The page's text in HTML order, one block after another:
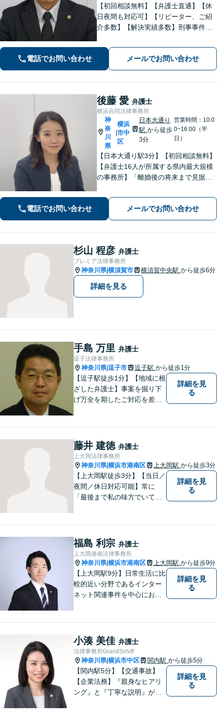
【初回相談無料】【弁護士直通】【休
日夜間も対応可】【リピーター、ご紹
介多数】【解決実績多数】刑事事件、
応。迅速な対応と丁寧なサポートに努
電話でお問い合わせ メールでお問い合わせ
後藤 愛 弁護士
横浜合同法律事務所
神
奈
川
県
横浜
市中
区
日本大通り
駅 から徒歩
3分
営業時間：10:0
0~16:00（平
日）
【日本大通り駅3分】【初回相談無料】
【弁護士16人が所属する県内最大規模
の事務所】「離婚後の将来まで見据え
適な解決策を見つけましょう」「幅広
い相続問題に対応する豊富な実績」
「相続登記義務化に対応」【WEB面談
対応】
電話でお問い合わせ メールでお問い合わせ
杉山 程彦 弁護士
プレミア法律事務所
神奈川県|横須賀市 横須賀中央駅 から徒歩6分
詳細を見る
手島 万里 弁護士
逗子法律事務所
神奈川県|逗子市 逗子駅 から徒歩1分
【逗子駅徒歩1分】【地域に根
ざした弁護士】事案を掘り下
げ万全を期したご対応を差し
ど、幅広く対応可能。【明確
な料金体系】１件１件ていね
いに対応させて頂きます。ご
連絡ください。
詳細を見
る
藤井 建徳 弁護士
上大岡法律事務所
神奈川県|横浜市港南区 上大岡駅 から徒歩3分
【上大岡駅徒歩3分】【当日／
夜間／休日対応可能】常に
「最後まで私の味方でいてく
の法律事務所として皆様のお
力になれればと考えておりま
す。
詳細を見
る
福島 利宗 弁護士
上大岡港南法律事務所
神奈川県|横浜市港南区 上大岡駅 から徒歩9分
【上大岡駅9分】日常生活に比
較的近い分野であるインター
ネット関連事件を中心にお取
ルにて掲載情報のURL等をお
送りください。見込み、費用
等をご案内させていただきま
す。
詳細を見
る
小湊 美佳 弁護士
法律事務所GrandSchiff
神奈川県|横浜市中区 関内駅 から徒歩5分
【関内駅5分】【交通事故】
【企業法務】『親身なヒアリ
ング』と『丁寧な説明』がモ
詳細を見
る